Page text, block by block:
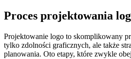
Proces projektowania
Projektowanie logo to skomplikowany
tylko zdolności graficznych, ale także
planowania. Oto etapy, które zwykle